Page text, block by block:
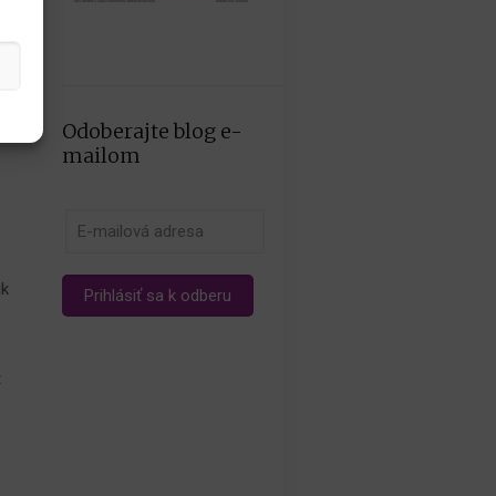
Odoberajte blog e-
mailom